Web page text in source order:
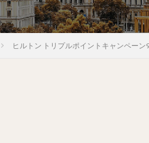
ヒルトン トリプルポイントキャンペー